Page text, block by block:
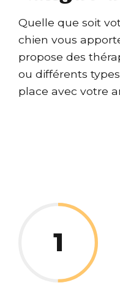
Quelle que soit
chien vous
propose des
ou différents
place avec votre
1